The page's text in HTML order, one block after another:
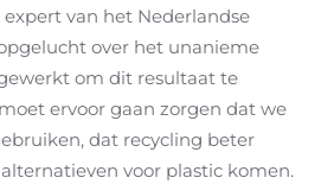
expert van het Nederlandse
over het unanieme
om dit resultaat te
ervoor gaan zorgen dat we
dat recycling beter
voor plastic komen.